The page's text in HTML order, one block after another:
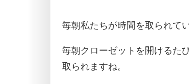
毎朝私たちが時間を取られて
毎朝クローゼットを開けるた
取られますね。